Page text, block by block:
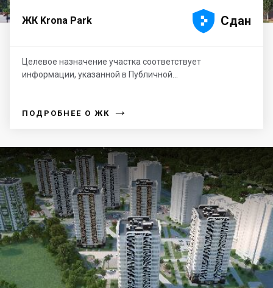
ЖК Krona Park 



 Сдан
Целевое назначение участка соответствует
информации, указанной в Публичной...
ПОДРОБНЕЕ О ЖК →